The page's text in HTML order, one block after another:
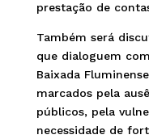
prestação de
Também será
que dialoguem
Baixada
marcados pela
públicos, pela
necessidade de